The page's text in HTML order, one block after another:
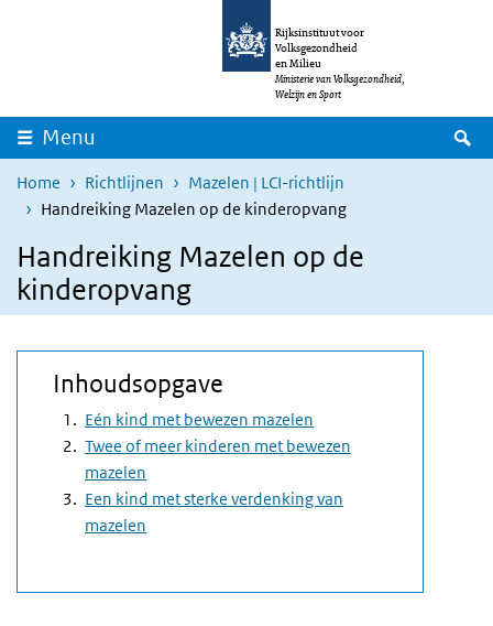
Overslaan en naar de inhoud gaan
Rijksinstituut voor
Volksgezondheid
en Milieu
Ministerie van Volksgezondheid,
Welzijn en Sport
Menu
Home Richtlijnen
Mazelen | LCI-richtlijn
​​​​​​​Handreiking Mazelen op de kinderopvang
​​​​​​​Handreiking Mazelen op de
kinderopvang
Inhoudsopgave
Eén kind met bewezen mazelen
Twee of meer kinderen met bewezen
mazelen
Een kind met sterke verdenking van
mazelen